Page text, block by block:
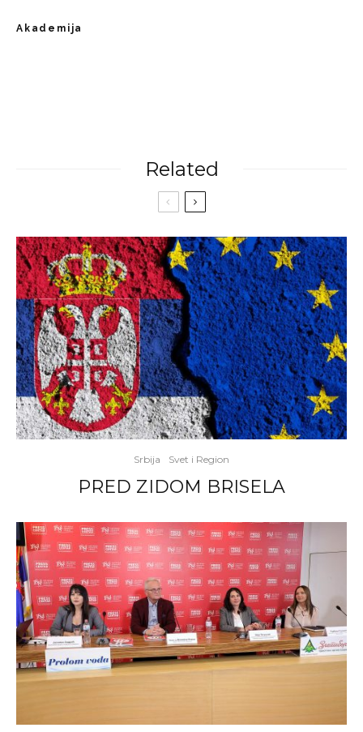
Akademija
Related
Srbija Svet i Region
PRED ZIDOM BRISELA